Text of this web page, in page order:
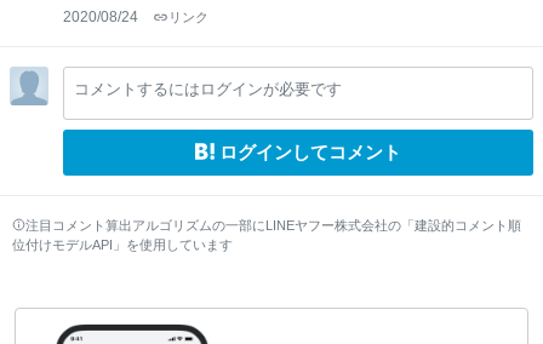
2020/08/24 リンク
コメントするにはログインが必要です
ログインしてコメント
注目コメント算出アルゴリズムの一部にLINEヤフー株式会社の「建設的コメント順
位付けモデルAPI」を使用しています